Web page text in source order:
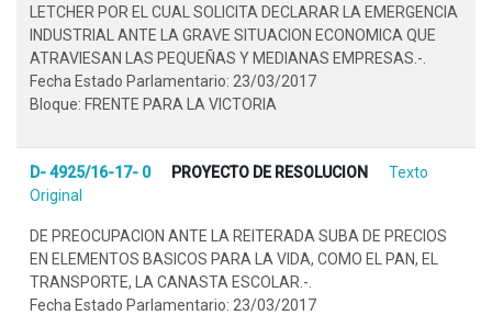
LETCHER POR EL CUAL SOLICITA DECLARAR LA EMERGENCIA
INDUSTRIAL ANTE LA GRAVE SITUACION ECONOMICA QUE
ATRAVIESAN LAS PEQUEÑAS Y MEDIANAS EMPRESAS.-.
Fecha Estado Parlamentario: 23/03/2017
Bloque: FRENTE PARA LA VICTORIA
D- 4925/16-17- 0 PROYECTO DE RESOLUCION
Texto
Original
DE PREOCUPACION ANTE LA REITERADA SUBA DE PRECIOS
EN ELEMENTOS BASICOS PARA LA VIDA, COMO EL PAN, EL
TRANSPORTE, LA CANASTA ESCOLAR.-.
Fecha Estado Parlamentario: 23/03/2017